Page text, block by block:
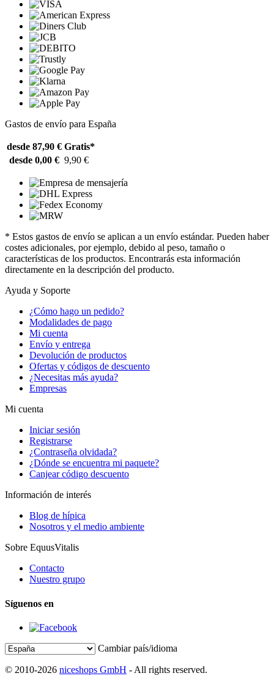
Gastos de envío para España
desde 87,90 € Gratis*
desde 0,00 € 9,90 €
* Estos gastos de envío se aplican a un envío estándar. Pueden haber
costes adicionales, por ejemplo, debido al peso, tamaño o
características de los productos. Encontrarás esta información
directamente en la descripción del producto.
Ayuda y Soporte
¿Cómo hago un pedido?
Modalidades de pago
Mi cuenta
Envío y entrega
Devolución de productos
Ofertas y códigos de descuento
¿Necesitas más ayuda?
Empresas
Mi cuenta
Iniciar sesión
Registrarse
¿Contraseña olvidada?
¿Dónde se encuentra mi paquete?
Canjear código descuento
Información de interés
Blog de hípica
Nosotros y el medio ambiente
Sobre EquusVitalis
Contacto
Nuestro grupo
Síguenos en
Cambiar país/idioma
© 2010-2026 niceshops GmbH - All rights reserved.